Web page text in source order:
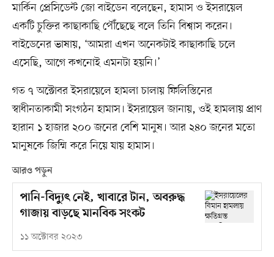
মার্কিন প্রেসিডেন্ট জো বাইডেন বলেছেন, হামাস ও ইসরায়েল
একটি চুক্তির কাছাকাছি পৌঁছেছে বলে তিনি বিশ্বাস করেন।
বাইডেনের ভাষায়, ‘আমরা এখন অনেকটাই কাছাকাছি চলে
এসেছি, আগে কখনোই এমনটা হয়নি।’
গত ৭ অক্টোবর ইসরায়েলে হামলা চালায় ফিলিস্তিনের
স্বাধীনতাকামী সংগঠন হামাস। ইসরায়েল জানায়, ওই হামলায় প্রাণ
হারান ১ হাজার ২০০ জনের বেশি মানুষ। আর ২৪০ জনের মতো
মানুষকে জিম্মি করে নিয়ে যায় হামাস।
আরও পড়ুন
পানি-বিদ্যুৎ নেই, খাবারে টান, অবরুদ্ধ
গাজায় বাড়ছে মানবিক সংকট
১১ অক্টোবর ২০২৩